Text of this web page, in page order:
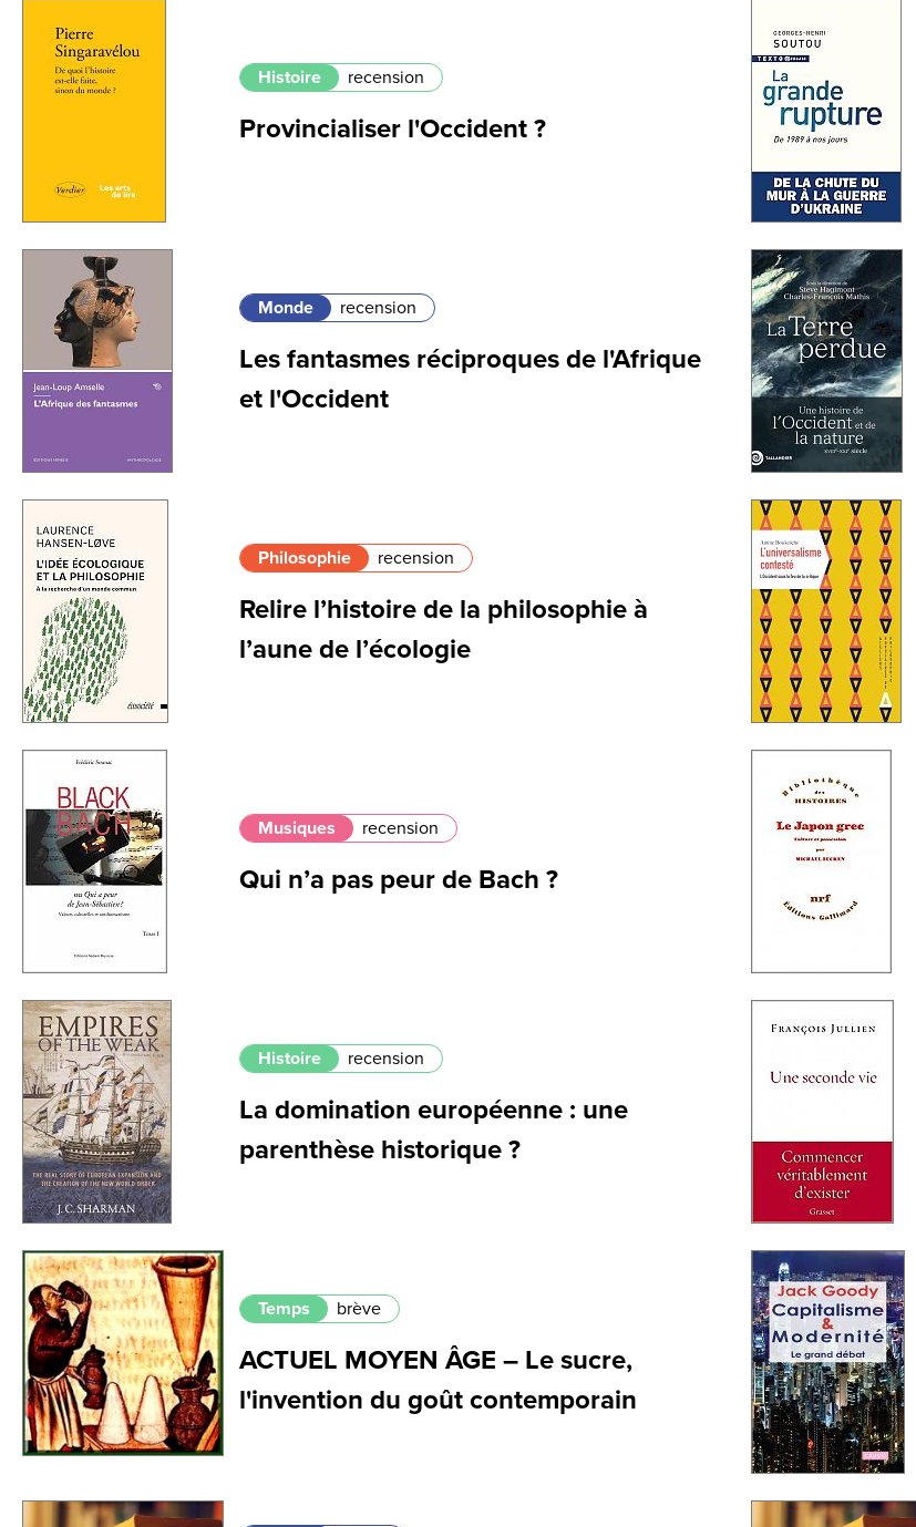
Histoire recension
Provincialiser l'Occident ?
Monde recension
Les fantasmes réciproques de l'Afrique
et l'Occident
Philosophie recension
Relire l’histoire de la philosophie à
l’aune de l’écologie
Musiques recension
Qui n’a pas peur de Bach ?
Histoire recension
La domination européenne : une
parenthèse historique ?
Temps brève
ACTUEL MOYEN ÂGE – Le sucre,
l'invention du goût contemporain